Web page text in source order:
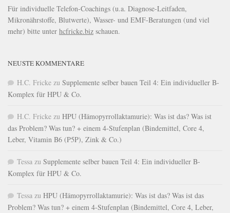
Für individuelle Telefon-Coachings (u.a. Diagnose-Leitfaden,
Mikronährstoffe, Blutwerte), Wasser- und EMF-Beratungen (und viel
mehr) bitte unter hcfricke.biz schauen.
NEUSTE KOMMENTARE
H.C. Fricke zu Supplemente selber bauen Teil 4: Ein individueller B-
Komplex für HPU & Co.
H.C. Fricke zu HPU (Hämopyrrollaktamurie): Was ist das? Was ist
das Problem? Was tun? + einem 4-Stufenplan (Bindemittel, Core 4,
Leber, Vitamin B6 (P5P), Zink & Co.)
Tessa zu Supplemente selber bauen Teil 4: Ein individueller B-
Komplex für HPU & Co.
Tessa zu HPU (Hämopyrrollaktamurie): Was ist das? Was ist das
Problem? Was tun? + einem 4-Stufenplan (Bindemittel, Core 4, Leber,